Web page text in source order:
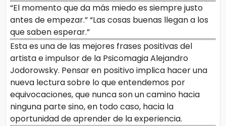
“El momento que da más miedo es siempre justo
antes de empezar.” “Las cosas buenas llegan a los
que saben esperar.”
Esta es una de las mejores frases positivas del
artista e impulsor de la Psicomagia Alejandro
Jodorowsky. Pensar en positivo implica hacer una
nueva lectura sobre lo que entendemos por
equivocaciones, que nunca son un camino hacia
ninguna parte sino, en todo caso, hacia la
oportunidad de aprender de la experiencia.